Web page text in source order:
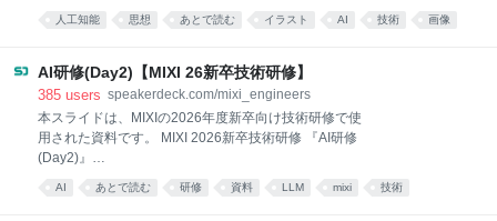
での委員長の説明によれば、これは学校側と委員会側
学校側として本当にそれでよかったのかな、というの
が私の印象です
れば別だが、流れてくるのは一枚の画像だ。にもかか
わらず確信は集まり、集まった確信は攻撃になり、描
とを根拠にして、取り返しのつくものを取り返しのつ
かない側へ動かしている。 判別できると言う人は、生
存者バイアスの典型だ。見抜けたものだけが数に入
り、見抜けなかったものは生成物として数えられてい
ない。だから精度の実感だけが上がっていく。母集団
も何も保証しない。 ただ、彼らが見ているものは間違
人工知能 思想 あとで読む イラスト AI 技術 画像
AI研修(Day2)【MIXI 26新卒技術研修】
385 users speakerdeck.com/mixi_engineers
本スライドは、MIXIの2026年度新卒向け技術研修で使
用された資料です。 MIXI 2026新卒技術研修 『AI研修
(Day2)』
─────────────────────────────── ※
皆様へのお願い※ 資料・動画・リポジトリのご利用
AI あとで読む 研修 資料 LLM mixi 技術